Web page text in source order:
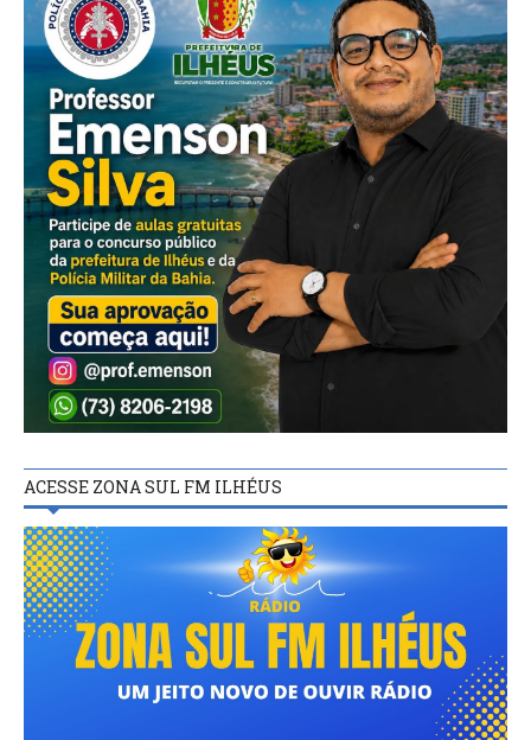
ACESSE ZONA SUL FM ILHÉUS